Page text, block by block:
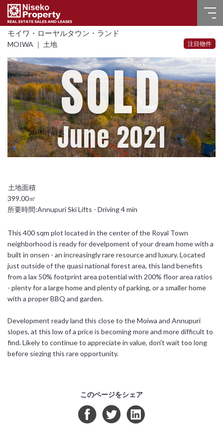
ホーム
売買物件
販売実績
賃貸物件
よくある質問
言語選択
English
日本語
简体中文
モイワ・ローヤルタウン・ランド
MOIWA ｜ 土地 注目物件
SOLD
June 2021
399.00㎡
所要時間:Annupuri Ski Lifts - Driving 4 min
This 400 sqm plot located in the center of the Royal Town
neighborhood is ready for develpoment of your dream home with a
built in onsen - an increasingly rare resource and luxury. Located
just outside of the quasi national forest area, this land benefits
from a lax 50% footprint area potential with 200% floor area ratios
- plenty for a large home and plenty of parking, or a smaller home
with a proper BBQ and garden.
Development ready land this close to the Moiwa and Annupuri
slopes, at this low of a price is becoming more and more difficult to
find. Likely to continue to appreciate in value, don't wait too long
before siezing this rare opportunity.
このページをシェア